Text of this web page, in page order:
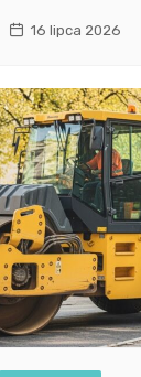
16 lipca 2026